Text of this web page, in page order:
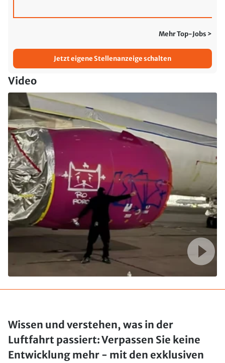
Mehr Top-Jobs >
Jetzt eigene Stellenanzeige schalten
Video
Wissen und verstehen, was in der
Luftfahrt passiert: Verpassen Sie keine
Entwicklung mehr - mit den exklusiven